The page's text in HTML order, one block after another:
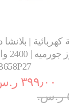
كهربائية |
سافورز
٣٩٩٫٠٠ ر.س.‏